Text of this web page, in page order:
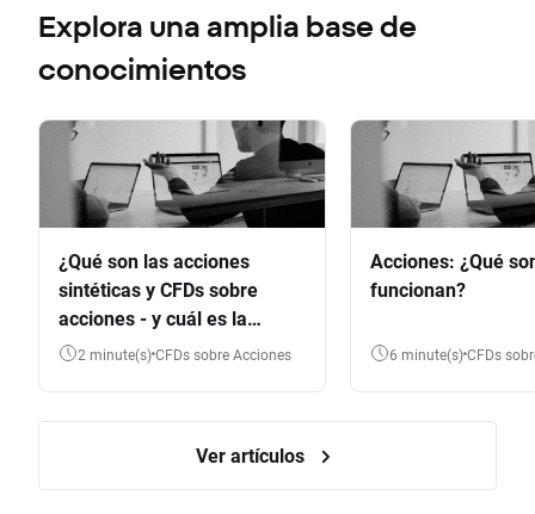
Explora una amplia base de
conocimientos
¿Qué son las acciones
sintéticas y CFDs sobre
acciones - y cuál es la
diferencia?
2 minute(s) CFDs sobre Acciones
Acciones: ¿Qué
funcionan?
6 minute(s) CFDs
Ver artículos